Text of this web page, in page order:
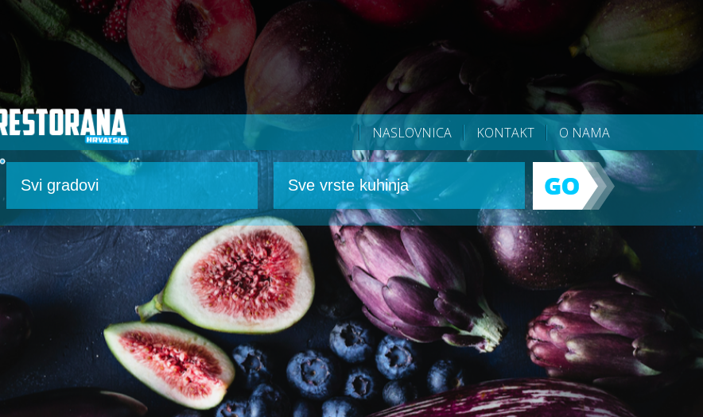
NASLOVNICA KONTAKT O NAMA